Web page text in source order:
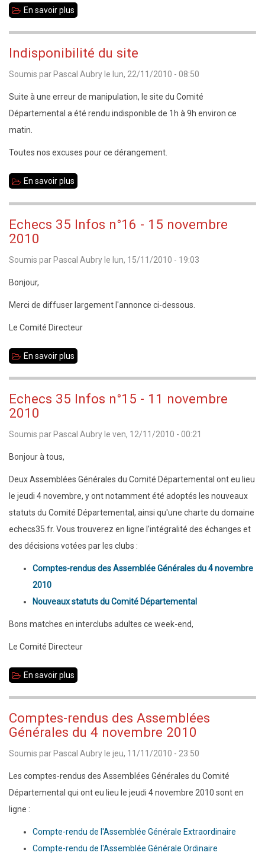
jeu
à
Pacé
En savoir plus
toutes
catégories
:
liste
Indisponibilité du site
Soumis par Pascal Aubry le lun, 22/11/2010 - 08:50
Suite à une erreur de manipulation, le site du Comité
Départemental a été rendu indisponible de 1h à 9h environ ce
matin.
Toutes nos excuses pour ce dérangement.
En savoir plus
site
Echecs 35 Infos n°16 - 15 novembre
2010
Soumis par Pascal Aubry le lun, 15/11/2010 - 19:03
Bonjour,
Merci de diffuser largement l'annonce ci-dessous.
Le Comité Directeur
En savoir plus
Infos
-
Echecs 35 Infos n°15 - 11 novembre
2010
Soumis par Pascal Aubry le ven, 12/11/2010 - 00:21
Bonjour à tous,
Deux Assemblées Générales du Comité Départemental ont eu lieu
le jeudi 4 novembre, y ont notamment été adoptés les nouveaux
statuts du Comité Départemental, ainsi qu'une charte du domaine
echecs35.fr. Vous trouverez en ligne l'intégralité des échanges et
des décisions votées par les clubs :
Comptes-rendus des Assemblée Générales du 4 novembre
2010
Nouveaux statuts du Comité Départemental
Bons matches en interclubs adultes ce week-end,
Le Comité Directeur
En savoir plus
Infos
-
11
novembre
Comptes-rendus des Assemblées
Générales du 4 novembre 2010
Soumis par Pascal Aubry le jeu, 11/11/2010 - 23:50
Les comptes-rendus des Assemblées Générales du Comité
Départemental qui ont eu lieu le jeudi 4 novembre 2010 sont en
ligne :
Compte-rendu de l'Assemblée Générale Extraordinaire
Compte-rendu de l'Assemblée Générale Ordinaire